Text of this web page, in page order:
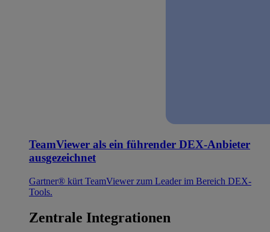
TeamViewer als ein führender DEX-Anbieter
ausgezeichnet
Gartner® kürt TeamViewer zum Leader im Bereich DEX-
Tools.
Zentrale Integrationen